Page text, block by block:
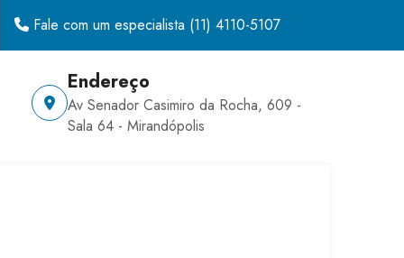
Fale com um especialista (11) 4110-5107
Endereço
Av Senador Casimiro da Rocha, 609 -
Sala 64 - Mirandópolis